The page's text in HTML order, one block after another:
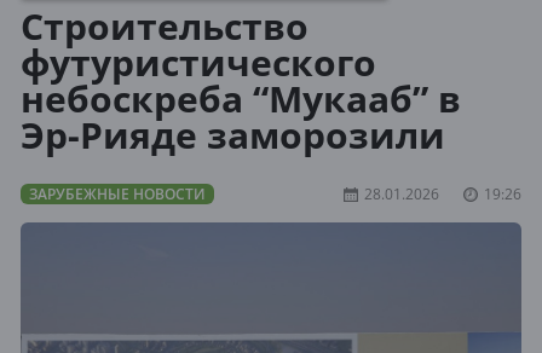
Строительство
футуристического
небоскреба “Мукааб” в
Эр-Рияде заморозили
ЗАРУБЕЖНЫЕ НОВОСТИ 28.01.2026 19:26